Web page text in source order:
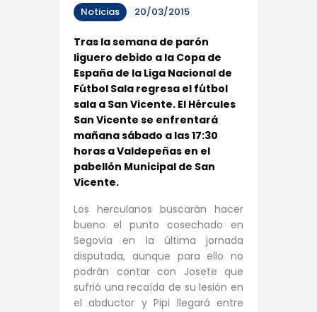
Noticias 20/03/2015
Tras la semana de parón
liguero debido a la Copa de
España de la Liga Nacional de
Fútbol Sala regresa el fútbol
sala a San Vicente. El Hércules
San Vicente se enfrentará
mañana sábado a las 17:30
horas a Valdepeñas en el
pabellón Municipal de San
Vicente.
Los herculanos buscarán hacer
bueno el punto cosechado en
Segovia en la última jornada
disputada, aunque para ello no
podrán contar con Josete que
sufrió una recaída de su lesión en
el abductor y Pipi llegará entre